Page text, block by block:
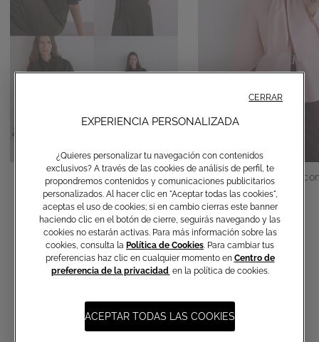
Camisa de algodón con lazo
€ 150,00
Camisa de algodón
€ 150,00
EXPERIENCIA PERSONALIZADA
¿Quieres personalizar tu navegación con contenidos
exclusivos? A través de las cookies de análisis de perfil, te
propondremos contenidos y comunicaciones publicitarios
personalizados. Al hacer clic en "Aceptar todas las cookies",
aceptas el uso de cookies; si en cambio cierras este banner
haciendo clic en el botón de cierre, seguirás navegando y las
cookies no estarán activas. Para más información sobre las
cookies, consulta la Política de Cookies. Para cambiar tus
preferencias haz clic en cualquier momento en Centro de
preferencia de la privacidad en la política de cookies.
ACEPTAR TODAS LAS COOKIES
CERRAR